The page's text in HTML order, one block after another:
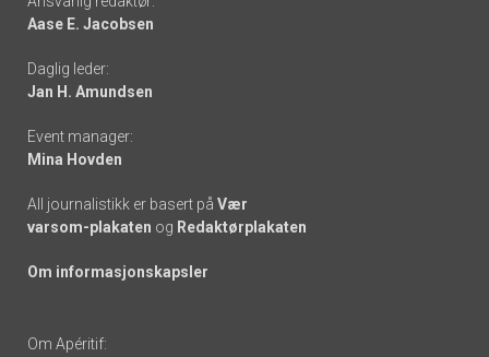
-
links
Aase E. Jacobsen
Daglig leder:
Jan H. Amundsen
Event manager:
Mina Hovden
All journalistikk er basert på Vær
varsom-plakaten og Redaktørplakaten
Om informasjonskapsler
Om Apéritif: